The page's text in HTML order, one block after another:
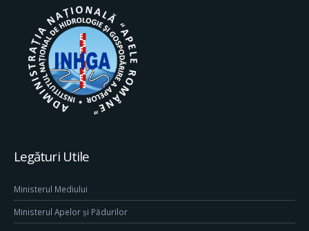
Legături Utile
Ministerul Mediului
Ministerul Apelor și Pădurilor